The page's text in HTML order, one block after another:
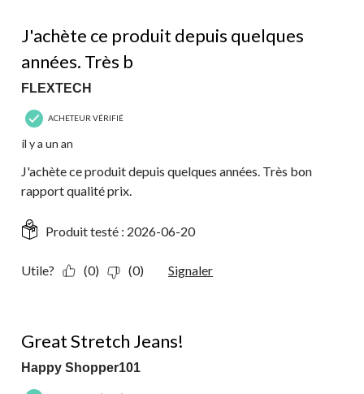
J'achète ce produit depuis quelques
années. Très b
FLEXTECH
ACHETEUR VÉRIFIÉ
il y a un an
J'achète ce produit depuis quelques années. Très bon
rapport qualité prix.
Produit testé : 2026-06-20
Utile? (0) (0) Signaler
Great Stretch Jeans!
Happy Shopper101